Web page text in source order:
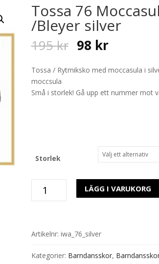
Tossa 76
/Bleyer silver
195kr Original
price
was:
195 kr.
98 krCurrent
is:
98 kr.
Tossa / Rytmiksko med moccasula i
moccsula
Små i storlek! Gå upp ett nummer mot
Storlek
/Bleyer
mängd
LÄGG I VARUKORG
Artikelnr: iwa_76_silver
Kategorier: Barndansskor,